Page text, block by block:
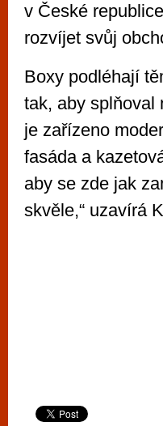
v České
rozvíjet svůj
Boxy podléhají
tak, aby splňoval
je zařízeno
fasáda a
aby se zde jak
skvěle,“ uzavírá